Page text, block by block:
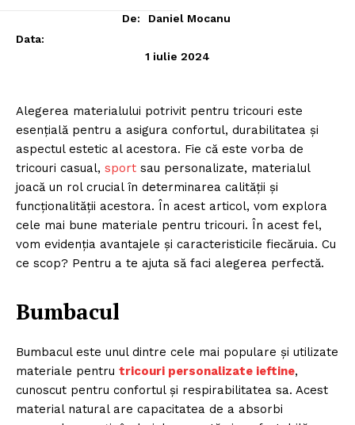
De:
Daniel Mocanu
Data:
1 iulie 2024
Alegerea materialului potrivit pentru tricouri este
esențială pentru a asigura confortul, durabilitatea și
aspectul estetic al acestora. Fie că este vorba de
tricouri casual, sport sau personalizate, materialul
joacă un rol crucial în determinarea calității și
funcționalității acestora. În acest articol, vom explora
cele mai bune materiale pentru tricouri. În acest fel,
vom evidenția avantajele și caracteristicile fiecăruia. Cu
ce scop? Pentru a te ajuta să faci alegerea perfectă.
Bumbacul
Bumbacul este unul dintre cele mai populare și utilizate
materiale pentru tricouri personalizate ieftine,
cunoscut pentru confortul și respirabilitatea sa. Acest
material natural are capacitatea de a absorbi